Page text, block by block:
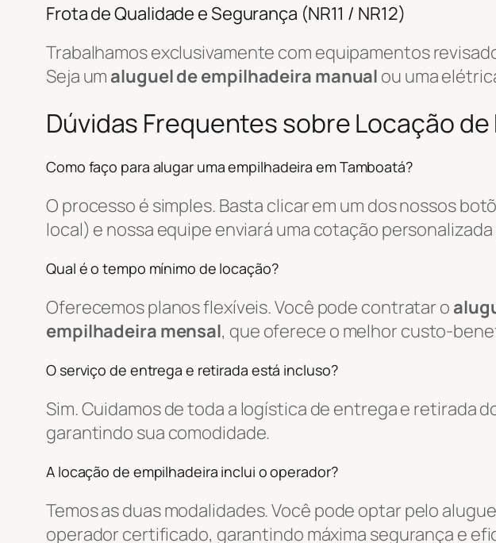
Frota de Qualidade e Segurança (NR11 / NR12)
Trabalhamos exclusivamente com equipamentos
Seja um aluguel de empilhadeira manual ou uma
Dúvidas Frequentes sobre Locação de
Como faço para alugar uma empilhadeira em Tamboatá?
O processo é simples. Basta clicar em um dos nossos
local) e nossa equipe enviará uma cotação
Qual é o tempo mínimo de locação?
Oferecemos planos flexíveis. Você pode contratar o
empilhadeira mensal, que oferece o melhor custo-
O serviço de entrega e retirada está incluso?
Sim. Cuidamos de toda a logística de entrega e retirada
garantindo sua comodidade.
A locação de empilhadeira inclui o operador?
Temos as duas modalidades. Você pode optar pelo
operador certificado, garantindo máxima segurança e